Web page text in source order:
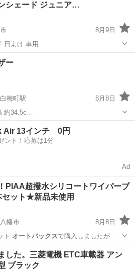
シェード ジュニア…
8月9日
ー
梅町駅
8月8日
横幅 約34.5c…
その他
Air 13インチ 0円
ント！応募は1分
Ad
PIAA超撥水シリコートワイパーブ
セット★新品未使用
幡市
8月8日
ト オートバックスで購入しましたが、
ーツ セット
した。三菱電機 ETC車載器 アン
ブラック